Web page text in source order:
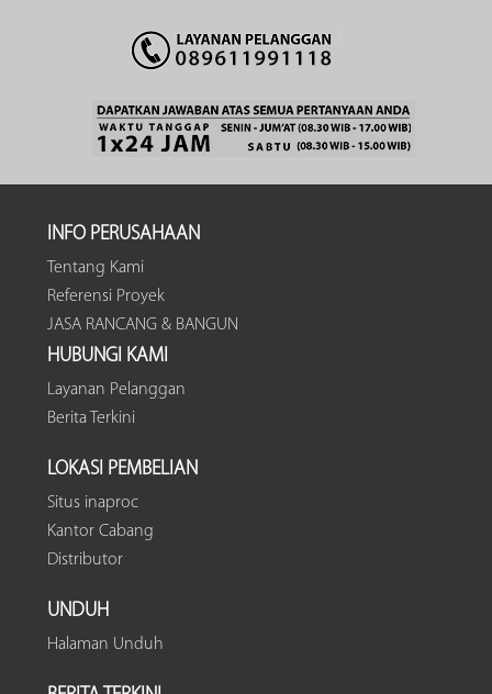
INFO PERUSAHAAN
Tentang Kami
Referensi Proyek
JASA RANCANG & BANGUN
HUBUNGI KAMI
Layanan Pelanggan
Berita Terkini
LOKASI PEMBELIAN
Situs inaproc
Kantor Cabang
Distributor
UNDUH
Halaman Unduh